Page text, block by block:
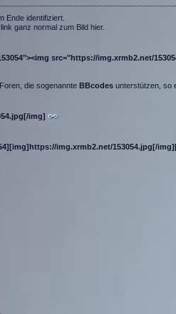
Ende identifiziert.
ganz normal zum Bild hier.
src="https://img.xrmb2.net/
die sogenannte BBcodes unterstützen, so
img]
img.xrmb2.net/153054.jpg[/